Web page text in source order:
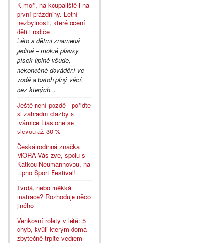
K moři, na koupaliště i na
první prázdniny. Letní
nezbytnosti, které ocení
děti i rodiče
Léto s dětmi znamená
jediné – mokré plavky,
písek úplně všude,
nekonečné dovádění ve
vodě a batoh plný věcí,
bez kterých...
Ještě není pozdě - pořiďte
si zahradní dlažby a
tvárnice Liastone se
slevou až 30 %
Česká rodinná značka
MORA Vás zve, spolu s
Katkou Neumannovou, na
Lipno Sport Festival!
Tvrdá, nebo měkká
matrace? Rozhoduje něco
jiného
Venkovní rolety v létě: 5
chyb, kvůli kterým doma
zbytečně trpíte vedrem